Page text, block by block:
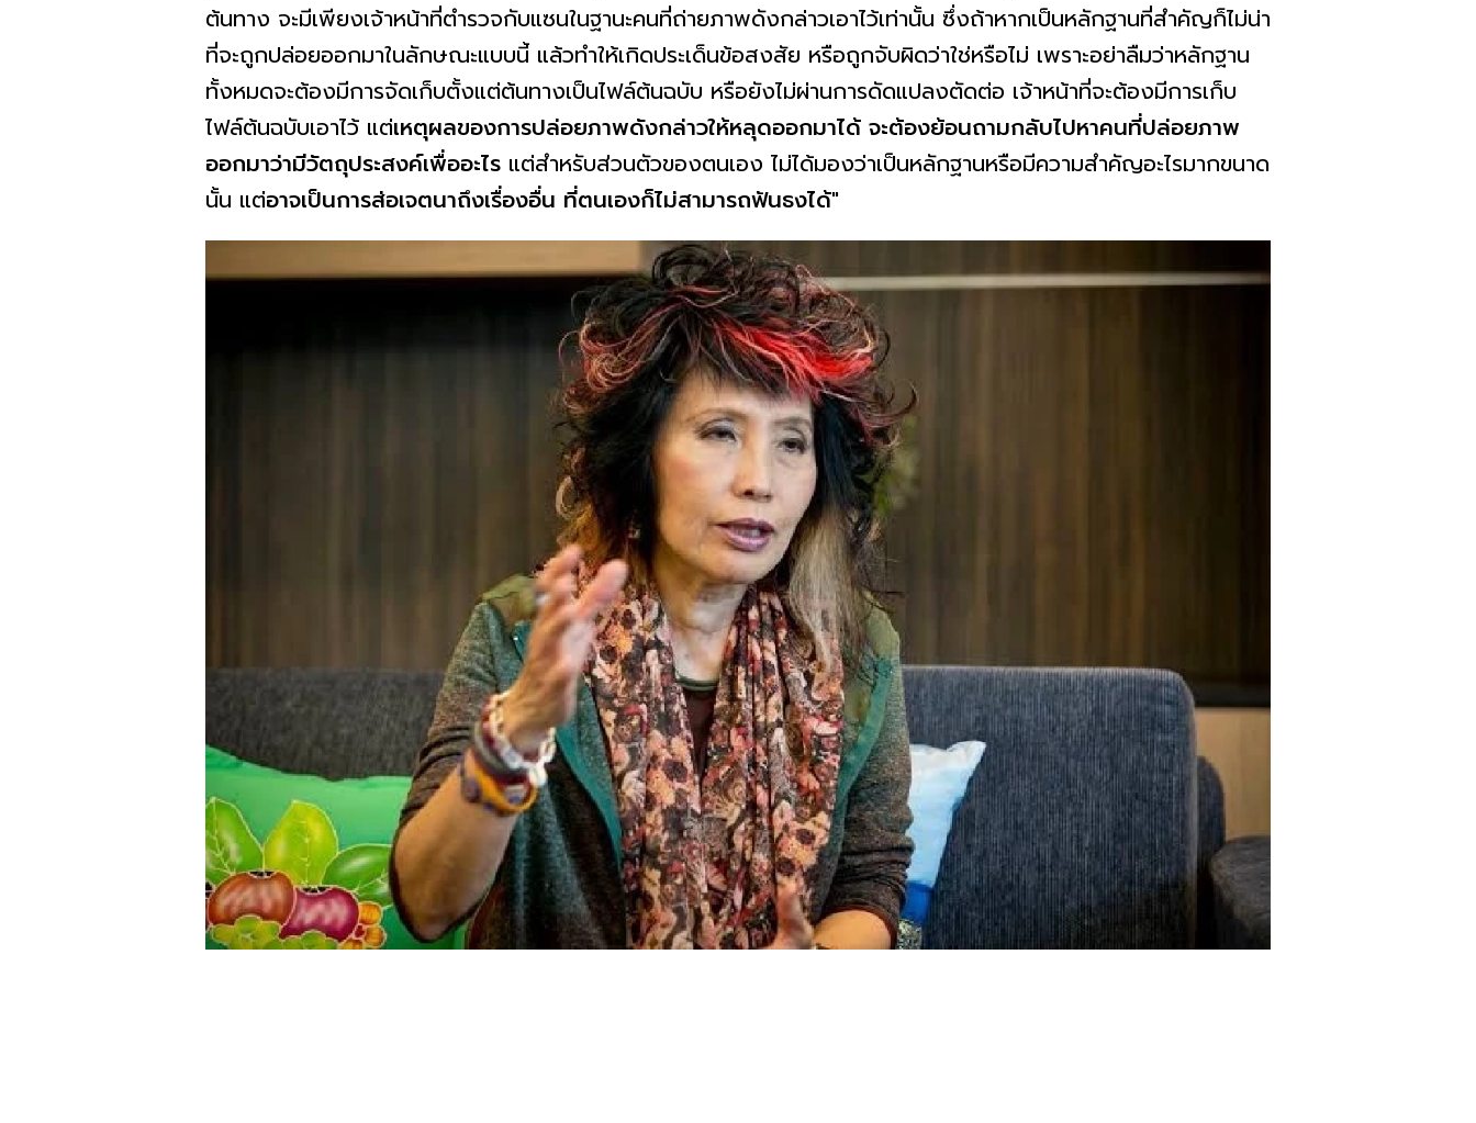
ต้นทาง จะมีเพียงเจ้าหน้าที่ตำรวจกับแซนในฐานะคนที่ถ่ายภาพดังกล่าวเอาไว้เท่านั้น ซึ่งถ้าหากเป็นหลักฐานที่สำคัญก็ไม่น่า
ที่จะถูกปล่อยออกมาในลักษณะแบบนี้ แล้วทำให้เกิดประเด็นข้อสงสัย หรือถูกจับผิดว่าใช่หรือไม่ เพราะอย่าลืมว่าหลักฐาน
ทั้งหมดจะต้องมีการจัดเก็บตั้งแต่ต้นทางเป็นไฟล์ต้นฉบับ หรือยังไม่ผ่านการดัดแปลงตัดต่อ เจ้าหน้าที่จะต้องมีการเก็บ
ไฟล์ต้นฉบับเอาไว้ แต่เหตุผลของการปล่อยภาพดังกล่าวให้หลุดออกมาได้ จะต้องย้อนถามกลับไปหาคนที่ปล่อยภาพ
ออกมาว่ามีวัตถุประสงค์เพื่ออะไร แต่สำหรับส่วนตัวของตนเอง ไม่ได้มองว่าเป็นหลักฐานหรือมีความสำคัญอะไรมากขนาด
นั้น แต่อาจเป็นการส่อเจตนาถึงเรื่องอื่น ที่ตนเองก็ไม่สามารถฟันธงได้"